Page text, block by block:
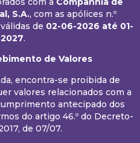
S.A., com as apólices n.º
válidas de 02-06-2026 até 01-
.
de Valores
encontra-se proibida de
valores relacionados com a
antecipado dos
do artigo 46.º do Decreto-
de 07/07.